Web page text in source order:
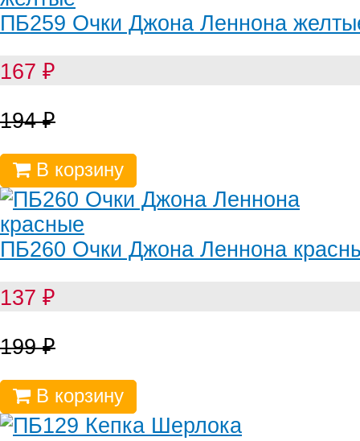
ПБ259 Очки Джона Леннона
167 ₽
194₽
В корзину
ПБ260 Очки Джона Леннона
137 ₽
199₽
В корзину